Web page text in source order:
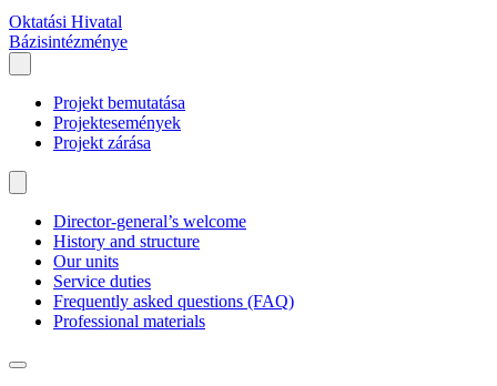
Oktatási Hivatal
Bázisintézménye
Projekt bemutatása
Projektesemények
Projekt zárása
Director-general’s welcome
History and structure
Our units
Service duties
Frequently asked questions (FAQ)
Professional materials